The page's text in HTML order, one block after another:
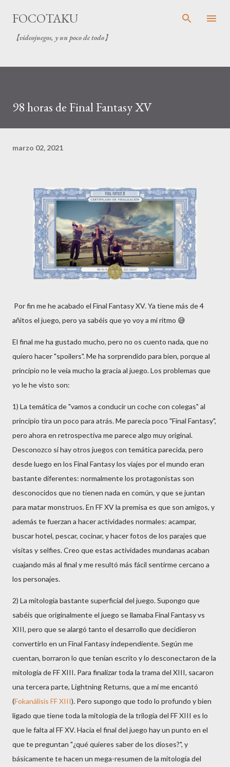
Ir al contenido principal
FOCOTAKU
【videojuegos, y un poco de todo】
98 horas de Final Fantasy XV
marzo 02, 2021
Por fin me he acabado el Final Fantasy XV. Ya tiene más de 4
añitos el juego, pero ya sabéis que yo voy a mi ritmo 😅
El final me ha gustado mucho, pero no os cuento nada, que no
quiero hacer "spoilers". Me ha sorprendido para bien, porque al
principio no le veía mucho la gracia al juego. Los problemas que
yo le he visto son:
1) La temática de "vamos a conducir un coche con colegas" al
principio tira un poco para atrás. Me parecía poco "Final Fantasy",
pero ahora en retrospectiva me parece algo muy original.
Desconozco si hay otros juegos con temática parecida, pero
desde luego en los Final Fantasy los viajes por el mundo eran
bastante diferentes: normalmente los protagonistas son
desconocidos que no tienen nada en común, y que se juntan
para matar monstruos. En FF XV la premisa es que son amigos, y
además te fuerzan a hacer actividades normales: acampar,
buscar hotel, pescar, cocinar, y hacer fotos de los parajes que
visitas y selfies. Creo que estas actividades mundanas acaban
cuajando más al final y me resultó más fácil sentirme cercano a
los personajes.
2) La mitología bastante superficial del juego. Supongo que
sabéis que originalmente el juego se llamaba Final Fantasy vs
XIII, pero que se alargó tanto el desarrollo que decidieron
convertirlo en un Final Fantasy independiente. Según me
cuentan, borraron lo que tenían escrito y lo desconectaron de la
mitología de FF XIII. Para finalizar toda la trama del XIII, sacaron
una tercera parte, Lightning Returns, que a mí me encantó
(Fokanálisis FF XIII). Pero supongo que todo lo profundo y bien
ligado que tiene toda la mitología de la trilogía del FF XIII es lo
que le falta al FF XV. Hacia el final del juego hay un punto en el
que te preguntan "¿qué quieres saber de los dioses?", y
básicamente te hacen un mega-resumen de la mitología del